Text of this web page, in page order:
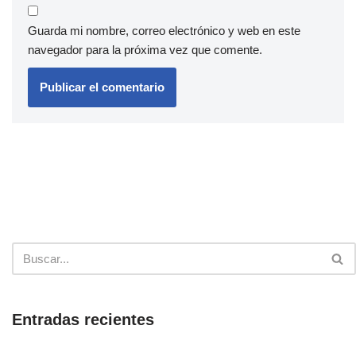
Guarda mi nombre, correo electrónico y web en este
navegador para la próxima vez que comente.
Entradas recientes